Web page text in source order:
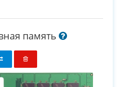
память